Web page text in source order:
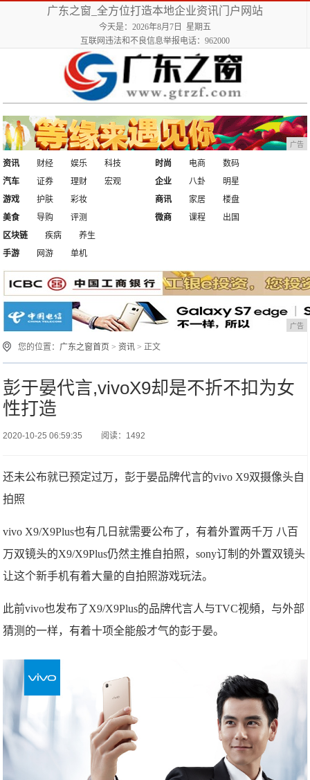
广东之窗_全方位打造本地企业资讯门户网站
今天是：2026年8月7日 星期五
互联网违法和不良信息举报电话：962000
广告
资讯 财经 娱乐
科技
汽车
证券 理财 宏观
时尚 电商
数码
企业
八卦
明星
游戏
护肤
彩妆
美食
导购 评测
商讯 家居
楼盘
微商
课程
出国
区块链
疾病
养生
手游
网游 单机
广告
您的位置： 广东之窗首页 >资讯 > 正文
彭于晏代言,vivoX9却是不折不扣为女
性打造
2020-10-25 06:59:35 阅读：1492
还未公布就已预定过万，彭于晏品牌代言的vivo X9双摄像头自
拍照
vivo X9/X9Plus也有几日就需要公布了，有着外置两千万 八百
万双镜头的X9/X9Plus仍然主推自拍照，sony订制的外置双镜头
让这个新手机有着大量的自拍照游戏玩法。
此前vivo也发布了X9/X9Plus的品牌代言人与TVC视頻，与外部
猜测的一样，有着十项全能般才气的彭于晏。